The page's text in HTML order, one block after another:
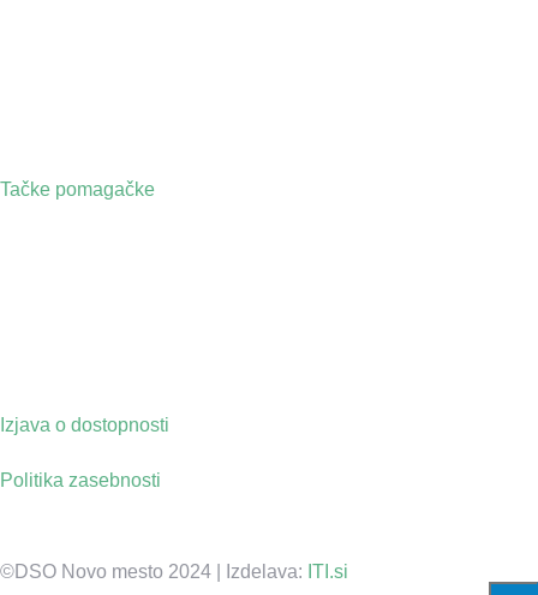
Tačke pomagačke
Izjava o dostopnosti
Politika zasebnosti
©DSO Novo mesto 2024 | Izdelava: ITI.si